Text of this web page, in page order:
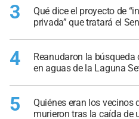
3
Qué dice el proyecto de
privada” que tratará el
4
Reanudaron la
en aguas de la Laguna
5
Quiénes eran los vecinos
murieron tras la caída de